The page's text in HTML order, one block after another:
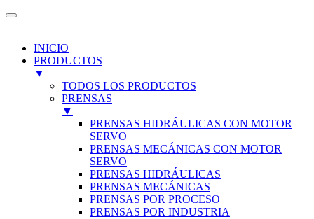
INICIO
PRODUCTOS
▼
TODOS LOS PRODUCTOS
PRENSAS
▼
PRENSAS HIDRÁULICAS CON MOTOR
SERVO
PRENSAS MECÁNICAS CON MOTOR
SERVO
PRENSAS HIDRÁULICAS
PRENSAS MECÁNICAS
PRENSAS POR PROCESO
PRENSAS POR INDUSTRIA